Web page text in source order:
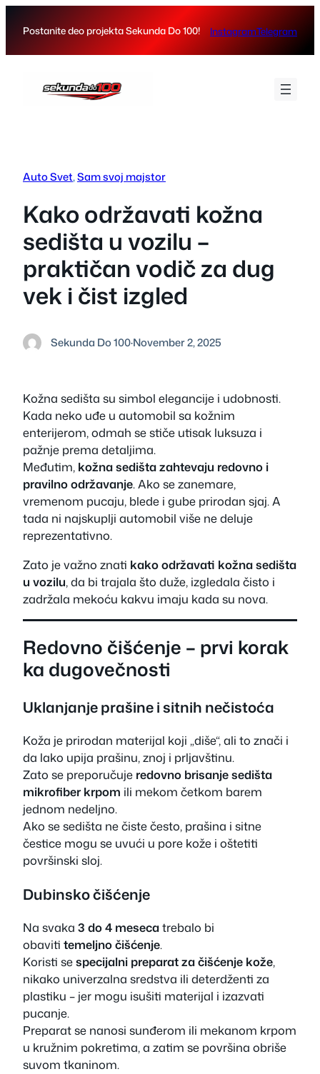
Postanite deo projekta Sekunda Do 100! InstagramTelegram
Auto Svet, Sam svoj majstor
Kako održavati kožna
sedišta u vozilu –
praktičan vodič za dug
vek i čist izgled
Sekunda Do 100·November 2, 2025
Kožna sedišta su simbol elegancije i udobnosti.
Kada neko uđe u automobil sa kožnim
enterijerom, odmah se stiče utisak luksuza i
pažnje prema detaljima.
Međutim, kožna sedišta zahtevaju redovno i
pravilno održavanje. Ako se zanemare,
vremenom pucaju, blede i gube prirodan sjaj. A
tada ni najskuplji automobil više ne deluje
reprezentativno.
Zato je važno znati kako održavati kožna sedišta
u vozilu, da bi trajala što duže, izgledala čisto i
zadržala mekoću kakvu imaju kada su nova.
Redovno čišćenje – prvi korak
ka dugovečnosti
Uklanjanje prašine i sitnih nečistoća
Koža je prirodan materijal koji „diše“, ali to znači i
da lako upija prašinu, znoj i prljavštinu.
Zato se preporučuje redovno brisanje sedišta
mikrofiber krpom ili mekom četkom barem
jednom nedeljno.
Ako se sedišta ne čiste često, prašina i sitne
čestice mogu se uvući u pore kože i oštetiti
površinski sloj.
Dubinsko čišćenje
Na svaka 3 do 4 mesecatrebalo bi
obaviti temeljno čišćenje.
Koristi sespecijalni preparat za čišćenje kože,
nikako univerzalna sredstva ili deterdženti za
plastiku – jer mogu isušiti materijal i izazvati
pucanje.
Preparat se nanosi sunđerom ili mekanom krpom
u kružnim pokretima, a zatim se površina obriše
suvom tkaninom.